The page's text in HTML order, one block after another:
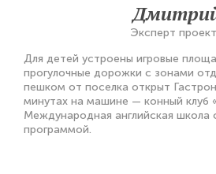
Эксперт
Для детей устроены игровые
прогулочные дорожки с зонами
пешком от поселка открыт
минутах на машине — конный клуб
Международная английская школа
программой.